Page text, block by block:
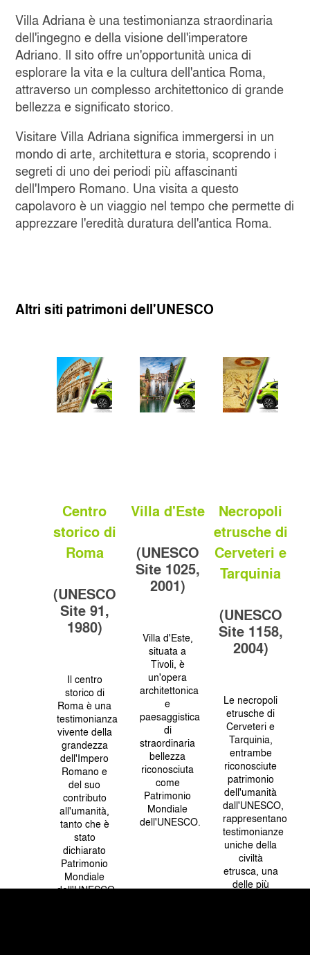
Villa Adriana è una testimonianza straordinaria
dell'ingegno e della visione dell'imperatore
Adriano. Il sito offre un'opportunità unica di
esplorare la vita e la cultura dell'antica Roma,
attraverso un complesso architettonico di grande
bellezza e significato storico.
Visitare Villa Adriana significa immergersi in un
mondo di arte, architettura e storia, scoprendo i
segreti di uno dei periodi più affascinanti
dell'Impero Romano. Una visita a questo
capolavoro è un viaggio nel tempo che permette di
apprezzare l'eredità duratura dell'antica Roma.
Altri siti patrimoni dell'UNESCO
Centro
storico di
Roma
(UNESCO
Site 91,
1980)
Il centro
storico di
Roma è una
testimonianza
vivente della
grandezza
dell'Impero
Romano e
del suo
contributo
all'umanità,
tanto che è
stato
dichiarato
Patrimonio
Mondiale
dell'UNESCO.
Villa d'Este
(UNESCO
Site 1025,
2001)
Villa d'Este,
situata a
Tivoli, è
un'opera
architettonica
e
paesaggistica
di
straordinaria
bellezza
riconosciuta
come
Patrimonio
Mondiale
dell'UNESCO.
Necropoli
etrusche di
Cerveteri e
Tarquinia
(UNESCO
Site 1158,
2004)
Le necropoli
etrusche di
Cerveteri e
Tarquinia,
entrambe
riconosciute
patrimonio
dell'umanità
dall'UNESCO,
rappresentano
testimonianze
uniche della
civiltà
etrusca, una
delle più